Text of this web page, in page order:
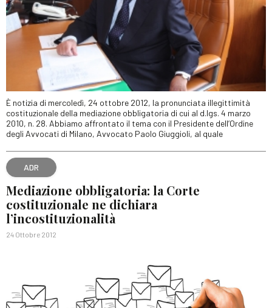
È notizia di mercoledì, 24 ottobre 2012, la pronunciata illegittimità
costituzionale della mediazione obbligatoria di cui al d.lgs. 4 marzo
2010, n. 28. Abbiamo affrontato il tema con il Presidente dell’Ordine
degli Avvocati di Milano, Avvocato Paolo Giuggioli, al quale
ADR
Mediazione obbligatoria: la Corte
costituzionale ne dichiara
l’incostituzionalità
24 Ottobre 2012